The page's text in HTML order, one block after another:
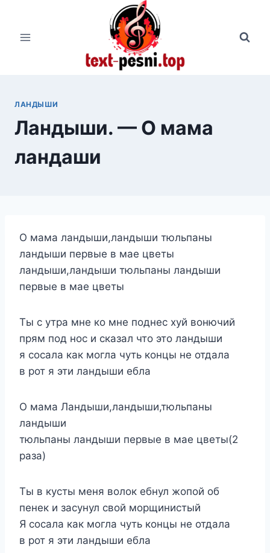
содержимому
ЛАНДЫШИ
Ландыши. — О мама
ландаши
О мама ландыши,ландыши тюльпаны
ландыши первые в мае цветы
ландыши,ландыши тюльпаны ландыши
первые в мае цветы
Ты с утра мне ко мне поднес хуй вонючий
прям под нос и сказал что это ландыши
я сосала как могла чуть концы не отдала
в рот я эти ландыши ебла
О мама Ландыши,ландыши,тюльпаны
ландыши
тюльпаны ландыши первые в мае цветы(2
раза)
Ты в кусты меня волок ебнул жопой об
пенек и засунул свой морщинистый
Я сосала как могла чуть концы не отдала
в рот я эти ландыши ебла